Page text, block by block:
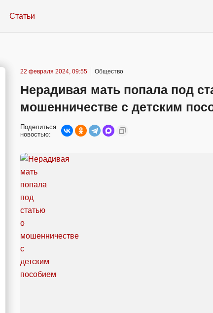
Статьи
22 февраля 2024, 09:55 Общество
Нерадивая мать попала под
мошенничестве с детским
Поделиться
новостью: